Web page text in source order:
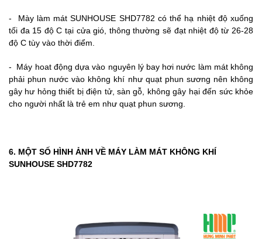
- Mày làm mát SUNHOUSE SHD7782 có thể hạ nhiệt độ xuống
tối đa 15 độ C tại cửa gió, thông thường sẽ đạt nhiệt độ từ 26-28
độ C tùy vào thời điểm.
- Máy hoat động dựa vào nguyên lý bay hơi nước làm mát không
phải phun nước vào không khí như quạt phun sương nên không
gây hư hỏng thiết bị điện tử, sàn gỗ, không gây hại đến sức khỏe
cho người nhất là trẻ em như quạt phun sương.
6. MỘT SỐ HÌNH ẢNH VỀ MÁY LÀM MÁT KHÔNG KHÍ
SUNHOUSE SHD7782